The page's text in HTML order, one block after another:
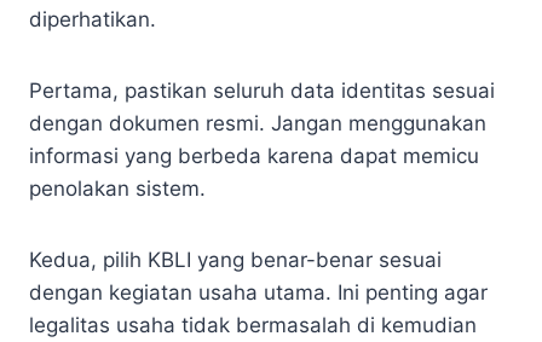
diperhatikan.
Pertama, pastikan seluruh data identitas sesuai
dengan dokumen resmi. Jangan menggunakan
informasi yang berbeda karena dapat memicu
penolakan sistem.
Kedua, pilih KBLI yang benar-benar sesuai
dengan kegiatan usaha utama. Ini penting agar
legalitas usaha tidak bermasalah di kemudian